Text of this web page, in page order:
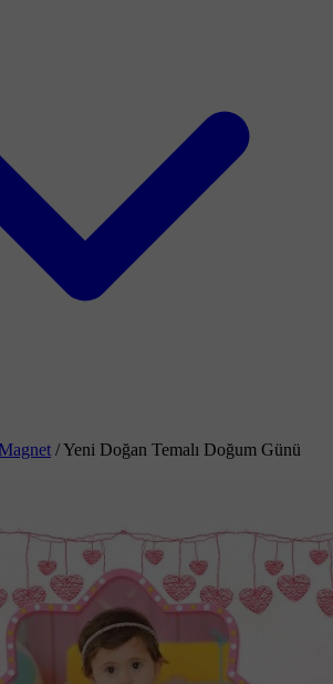
Magnet /Yeni Doğan Temalı Doğum Günü